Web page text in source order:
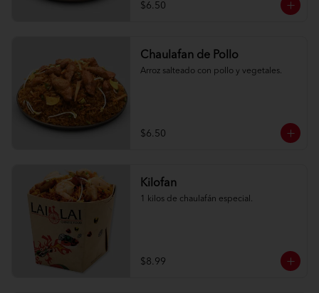
$6.50
Chaulafan de Pollo
Arroz salteado con pollo y vegetales.
$6.50
Kilofan
1 kilos de chaulafán especial.
$8.99